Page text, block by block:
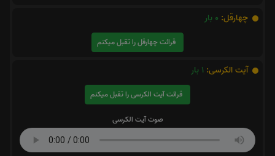
چهارقل: 0 بار
قرائت چهارقل را تقبل میکنم
آیت الکرسی: 1 بار
قرائت آیت الکرسی را تقبل میکنم
صوت آیت الکرسی